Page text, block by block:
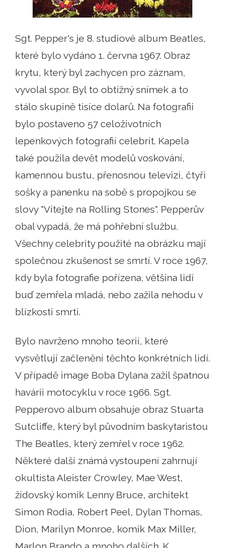
Sgt. Pepper's je 8. studiové album Beatles,
které bylo vydáno 1. června 1967. Obraz
krytu, který byl zachycen pro záznam,
vyvolal spor. Byl to obtížný snímek a to
stálo skupině tisíce dolarů. Na fotografii
bylo postaveno 57 celoživotních
lepenkových fotografií celebrit. Kapela
také použila devět modelů voskování,
kamennou bustu, přenosnou televizi, čtyři
sošky a panenku na sobě s propojkou se
slovy "Vítejte na Rolling Stones". Pepperův
obal vypadá, že má pohřební službu.
Všechny celebrity použité na obrázku mají
společnou zkušenost se smrtí. V roce 1967,
kdy byla fotografie pořízena, většina lidí
buď zemřela mladá, nebo zažila nehodu v
blízkosti smrti.
Bylo navrženo mnoho teorií, které
vysvětlují začlenění těchto konkrétních lidí.
V případě image Boba Dylana zažil špatnou
havárii motocyklu v roce 1966. Sgt.
Pepperovo album obsahuje obraz Stuarta
Sutcliffe, který byl původním baskytaristou
The Beatles, který zemřel v roce 1962.
Některé další známá vystoupení zahrnují
okultista Aleister Crowley, Mae West,
židovský komik Lenny Bruce, architekt
Simon Rodia, Robert Peel, Dylan Thomas,
Dion, Marilyn Monroe, komik Max Miller,